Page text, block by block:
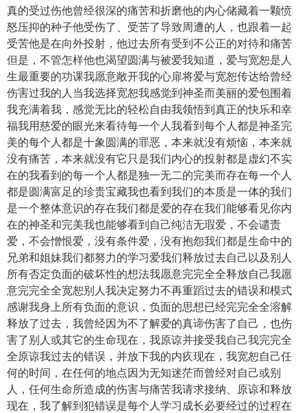
真的受过伤他曾经很深的痛苦和折磨他的内心储藏着一颗愤
怒压抑的种子他受伤了、受苦了导致周遭的人，也跟着一起
受苦他是在向外投射，他过去所有受到不公正的对待和痛苦
但是，不管怎样他也渴望圆满与被爱我知道，爱与宽恕是人
生最重要的功课我愿意敞开我的心扉将爱与宽恕传达给曾经
伤害过我的人当我选择宽恕我感觉到神圣而美丽的爱包围着
我充满着我，感觉无比的轻松自由我领悟到真正的快乐和幸
福我用慈爱的眼光来看待每一个人我看到每个人都是神圣完
美的每个人都是十象圆满的罪恶，本来就没有烦恼，本来就
没有痛苦，本来就没有它只是我们内心的投射都是虚幻不实
在的我看到的每一个人都是独一无二的完美而存在每一个人
都是圆满富足的珍贵宝藏我也看到我们的本质是一体的我们
是一个整体意识的存在我们都是爱的存在我们能够看见你内
在的神圣和完美我也能够看到自己纯洁无瑕爱，不会谴责
爱，不会憎恨爱，没有条件爱，没有抱怨我们都是生命中的
兄弟和姐妹我们都努力的学习爱我们释放过去自己以及别人
所有否定负面的破坏性的想法我愿意完完全全释放自己我愿
意完完全全宽恕别人我决定努力不再重蹈过去的错误和模式
感谢我身上所有负面的意识，负面的思想已经完完全全溶解
释放了过去，我曾经因为不了解爱的真谛伤害了自己，也伤
害了别人或其它的生命现在，我原谅并接受我自己我完完全
全原谅我过去的错误，并放下我的内疚现在，我宽恕自己任
何的时间，在任何的地点因为无知迷茫而曾经对自己或别
人，任何生命所造成的伤害与痛苦我请求接纳、原谅和释放
现在，我了解到犯错误是每个人学习成长必要经过的过程在